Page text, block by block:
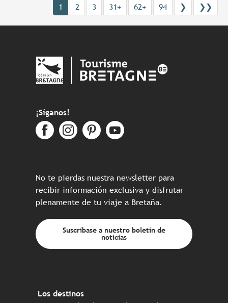
1 2 3 31+ 62+ 94 ❯ ❯❯
¡Síganos!
No te pierdas nuestra newsletter para
recibir información exclusiva y disfrutar
plenamente de tu viaje a Bretaña.
Suscríbase a nuestro boletín de
noticias
Los destinos